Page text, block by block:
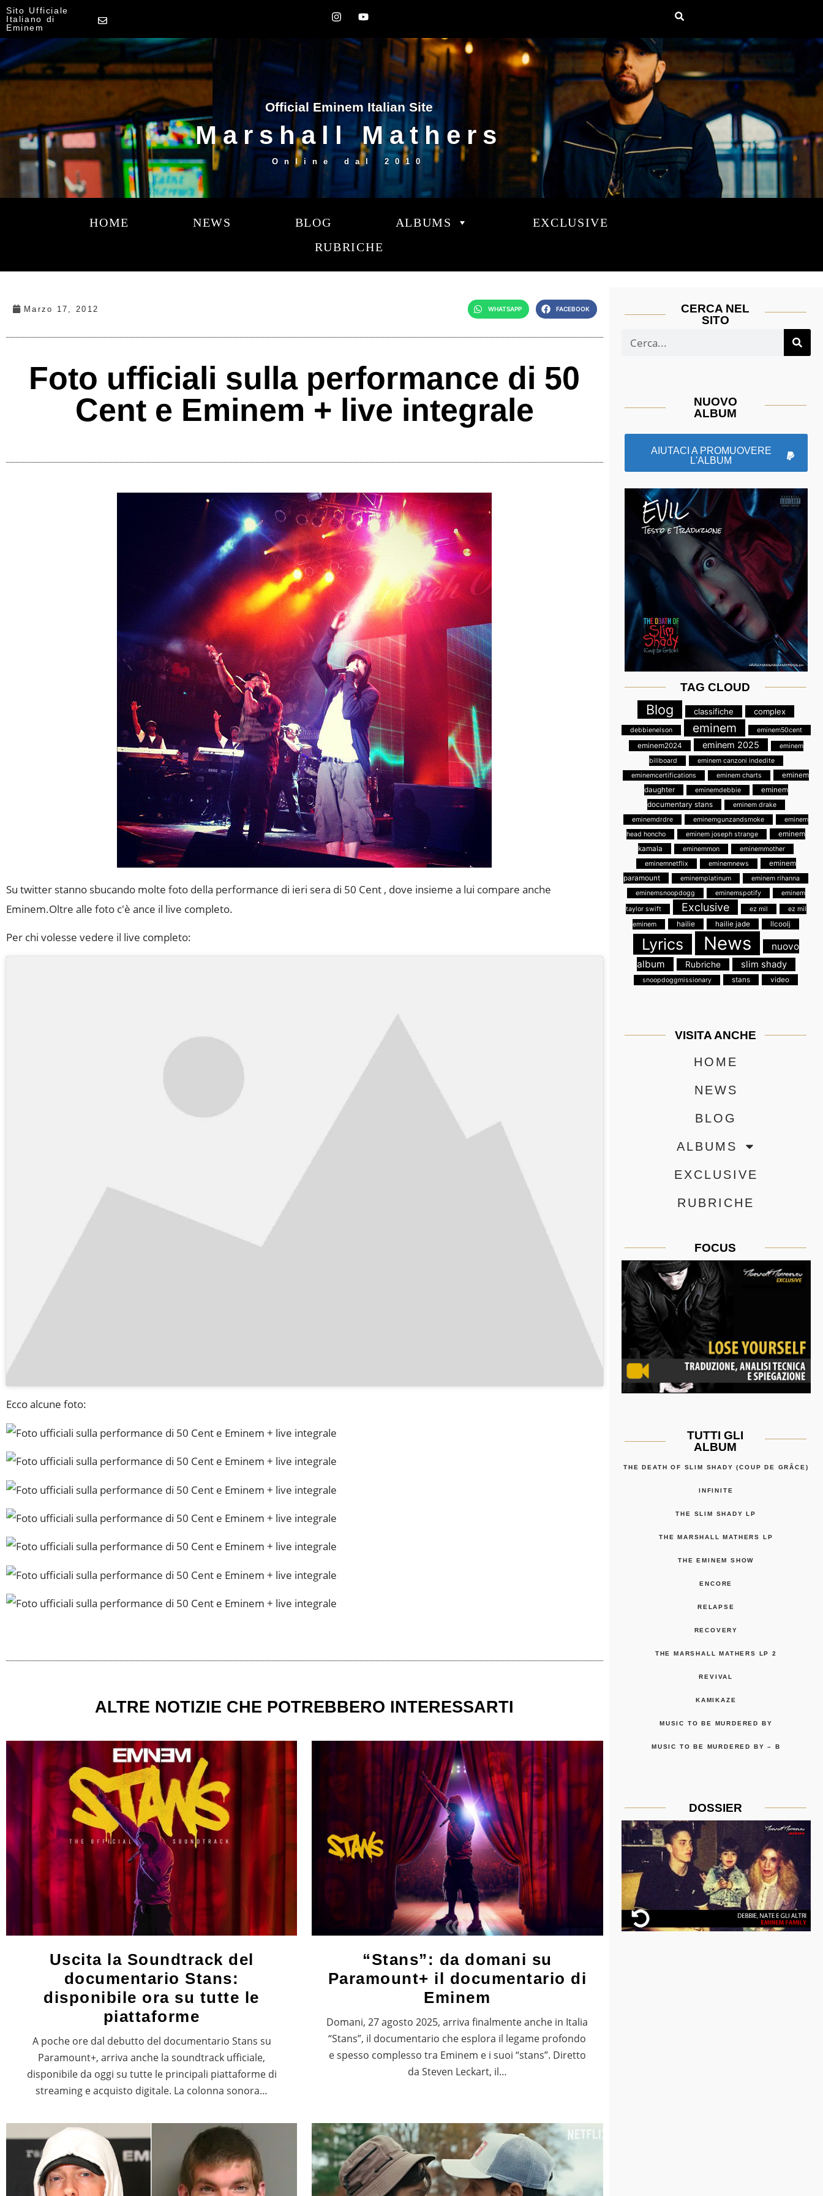
Sito Ufficiale
Italiano di
Eminem
Official Eminem Italian Site
Marshall Mathers
Online dal2010
HOME NEWS BLOG ALBUMS
EXCLUSIVE
RUBRICHE
Marzo 17, 2012 WHATSAPP FACEBOOK
Foto ufficiali sulla performance di 50
Cent e Eminem + live integrale
Su twitter stanno sbucando molte foto della performance di ieri sera di 50 Cent , dove insieme a lui compare anche
Eminem.Oltre alle foto c'è ance il live completo.
Per chi volesse vedere il live completo:
Ecco alcune foto:
ALTRE NOTIZIE CHE POTREBBERO INTERESSARTI
Uscita la Soundtrack del
documentario Stans:
disponibile ora su tutte le
piattaforme
A poche ore dal debutto del documentario Stans su
Paramount+, arriva anche la soundtrack ufficiale,
disponibile da oggi su tutte le principali piattaforme di
streaming e acquisto digitale. La colonna sonora…
“Stans”: da domani su
Paramount+ il documentario di
Eminem
Domani, 27 agosto 2025, arriva finalmente anche in Italia
“Stans”, il documentario che esplora il legame profondo
e spesso complesso tra Eminem e i suoi “stans”. Diretto
da Steven Leckart, il…
CERCA NEL
SITO
NUOVO
ALBUM
AIUTACI A PROMUOVERE
L'ALBUM
TAG CLOUD
Blog classifiche complex
debbienelson eminem eminem50cent
eminem2024 eminem 2025
eminem
billboard
eminem canzoni indedite
eminemcertifications
eminem charts
eminem
daughter
eminemdebbie
eminem
documentary stans
eminem drake
eminemdrdre
eminemgunzandsmoke
eminem
head honcho
eminem joseph strange
eminem
kamala
eminemmon
eminemmother
eminemnetflix
eminemnews
eminem
paramount
eminemplatinum
eminem rihanna
eminemsnoopdogg
eminemspotify
eminem
taylor swift
Exclusive ez mil
ez mil
eminem
hailie hailie jade llcoolj
Lyrics News
nuovo
album
Rubriche slim shady
snoopdoggmissionary stans video
VISITA ANCHE
HOME
NEWS
BLOG
ALBUMS
EXCLUSIVE
RUBRICHE
FOCUS
TUTTI GLI
ALBUM
THE DEATH OF SLIM SHADY (COUP DE GRÂCE)
INFINITE
THE SLIM SHADY LP
THE MARSHALL MATHERS LP
THE EMINEM SHOW
ENCORE
RELAPSE
RECOVERY
THE MARSHALL MATHERS LP 2
REVIVAL
KAMIKAZE
MUSIC TO BE MURDERED BY
MUSIC TO BE MURDERED BY – B
DOSSIER